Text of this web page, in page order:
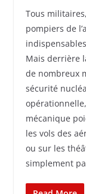
Tous
pompiers de
indispensables
Mais derrière
de nombreux
sécurité
mécanique
les vols des
ou sur les
simplement